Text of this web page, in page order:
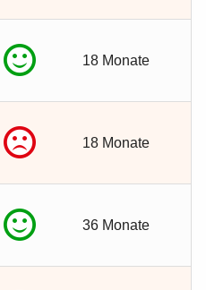
18 Monate
18 Monate
36 Monate